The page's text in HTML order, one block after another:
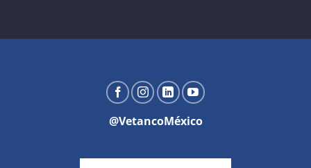
@VetancoMéxico